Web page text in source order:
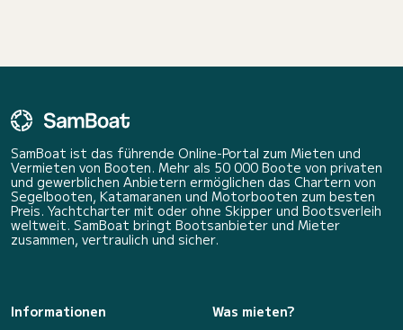
SamBoat ist das führende Online-Portal zum Mieten und
Vermieten von Booten. Mehr als 50 000 Boote von privaten
und gewerblichen Anbietern ermöglichen das Chartern von
Segelbooten, Katamaranen und Motorbooten zum besten
Preis. Yachtcharter mit oder ohne Skipper und Bootsverleih
weltweit. SamBoat bringt Bootsanbieter und Mieter
zusammen, vertraulich und sicher.
Informationen
Was mieten?